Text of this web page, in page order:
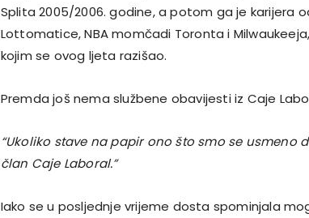
Splita 2005/2006. godine, a potom ga je karijera
Lottomatice, NBA momčadi Toronta i
kojim se ovog ljeta razišao.
Premda još nema službene obavijesti iz Caje
“Ukoliko stave na papir ono što smo se usmeno
član Caje Laboral.”
Iako se u posljednje vrijeme dosta spominjala